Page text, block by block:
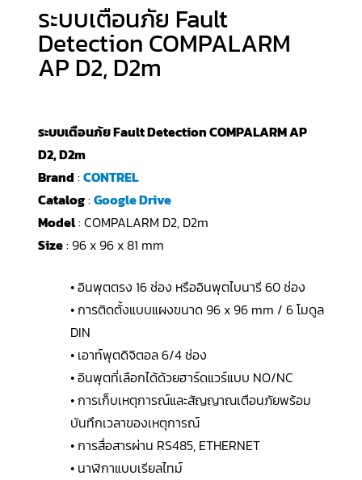
ระบบเตือนภัย Fault
Detection COMPALARM
AP D2, D2m
ระบบเตือนภัย Fault Detection COMPALARM AP
D2, D2m
Brand : CONTREL
Catalog: Google Drive
Model: COMPALARM D2, D2m
Size: 96 x 96 x 81 mm
• อินพุตตรง 16 ช่อง หรืออินพุตไบนารี 60 ช่อง
• การติดตั้งแบบแผงขนาด 96 x 96 mm / 6 โมดูล
DIN
• เอาท์พุตดิจิตอล 6/4 ช่อง
• อินพุตที่เลือกได้ด้วยฮาร์ดแวร์แบบ NO/NC
• การเก็บเหตุการณ์และสัญญาณเตือนภัยพร้อม
บันทึกเวลาของเหตุการณ์
• การสื่อสารผ่าน RS485, ETHERNET
• นาฬิกาแบบเรียลไทม์